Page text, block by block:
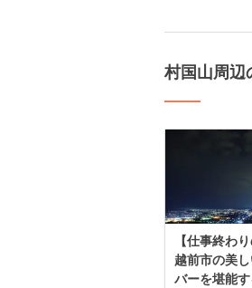
村国山周辺
【仕事終わ
越前市の美
バーを堪能